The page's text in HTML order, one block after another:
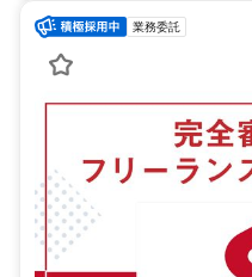
業務委託